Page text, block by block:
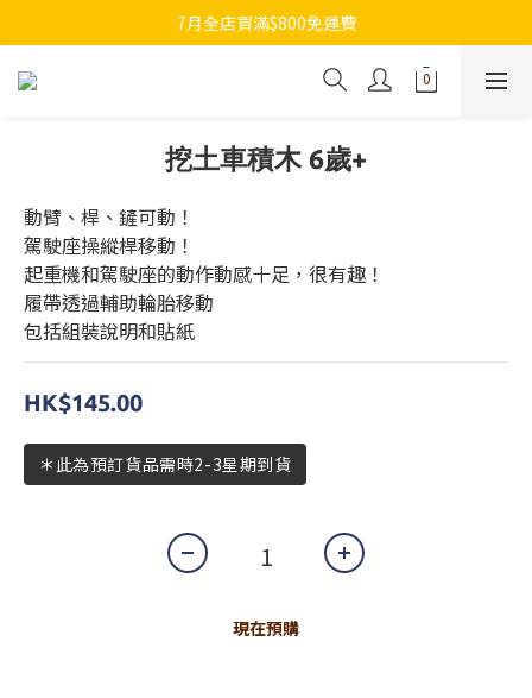
7月全店買滿$800免運費
7月全店買滿$800免運費
歡迎whatsapp查詢各類型日本代購
挖土車積木 6歲+
動臂、桿、鏟可動！
駕駛座操縱桿移動！
起重機和駕駛座的動作動感十足，很有趣！
履帶透過輔助輪胎移動
包括組裝說明和貼紙
HK$145.00
＊此為預訂貨品需時2-3星期到貨
現在預購